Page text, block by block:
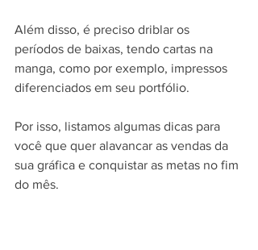
Além disso, é preciso driblar os
períodos de baixas, tendo cartas na
manga, como por exemplo, impressos
diferenciados em seu portfólio.
Por isso, listamos algumas dicas para
você que quer alavancar as vendas da
sua gráfica e conquistar as metas no fim
do mês.